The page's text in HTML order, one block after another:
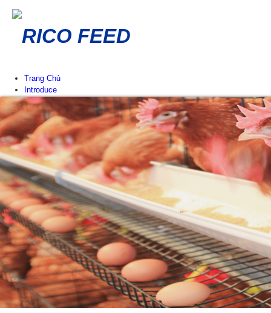
RICO FEED
Trang Chủ
Introduce
Lịch sử hình thành Eng
Giá trị cốt lõi Eng
Công ty thành viên Eng
Mạng lưới phân phối Eng
News & Events
Thông báo
Sự kiện tại RICO FEED
Tin chuyên ngành
Tư vấn chăn nuôi
Products
Poultry Feed
Chicken Feed
Duck Feed
Cow Feed
Recruitment
Văn hóa RICO FEED
HR Policies
Job Opportunities